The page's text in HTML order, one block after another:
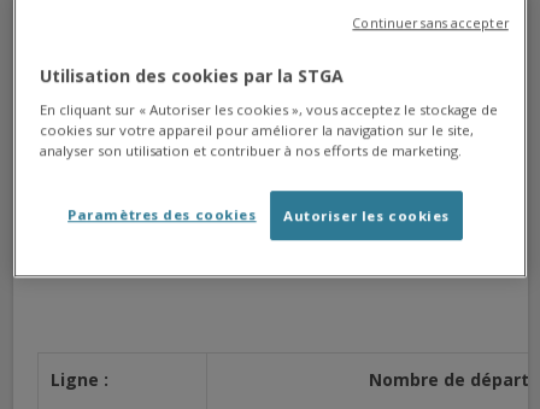
Suite au dépouillement de ce jour, et en tenant compte des
nous sommes en mesure d’annoncer un taux de
fonctionnement de 97 % de nos services le samedi 5
Ligne : Nombre de
Utilisation des cookies par la STGA
En cliquant sur « Autoriser les cookies », vous acceptez le stockage de
cookies sur votre appareil pour améliorer la navigation sur le site,
analyser son utilisation et contribuer à nos efforts de marketing.
Autoriser les cookies
Paramètres des cookies
Continuer sans accepter